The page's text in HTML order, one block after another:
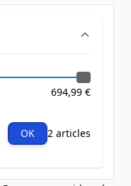
694,99 €
OK 2 articles